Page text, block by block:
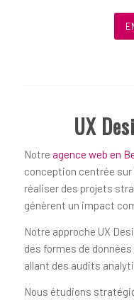
UX
Notre agence web en
conception centrée sur
réaliser des projets
génèrent un impact
Notre approche UX
des formes de
allant des audits
Nous étudions